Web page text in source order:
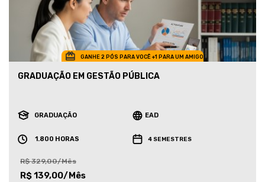
GANHE 2 PÓS PARA VOCÊ +1 PARA UM AMIGO
GRADUAÇÃO EM GESTÃO PÚBLICA
GRADUAÇÃO EAD
1.800 HORAS 4 SEMESTRES
R$ 329,00/Mês
R$ 139,00/Mês